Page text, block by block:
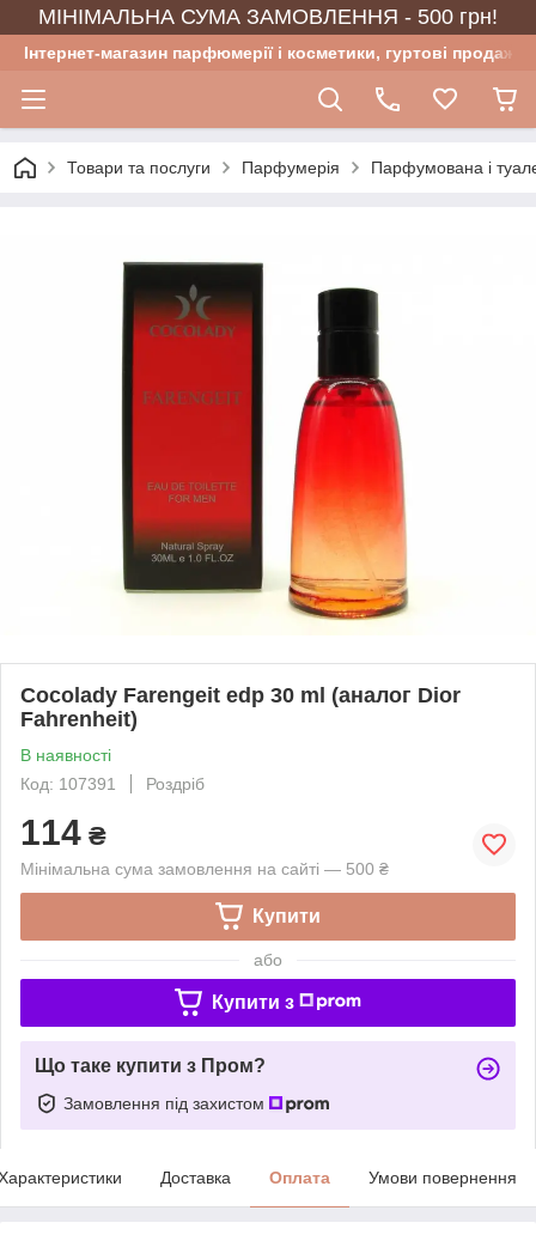
МІНІМАЛЬНА СУМА ЗАМОВЛЕННЯ - 500 грн!
Інтернет-магазин парфюмерії і косметики, гуртові продажі
Товари та послуги Парфумерія Парфумована і
Cocolady Farengeit edp 30 ml (аналог Dior
Fahrenheit)
В наявності
Код: 107391
Роздріб
114 ₴
Мінімальна сума замовлення на сайті — 500 ₴
Купити
або
Купити з
Що таке купити з Пром?
Замовлення під захистом
Доставка Оплата Умови повернення